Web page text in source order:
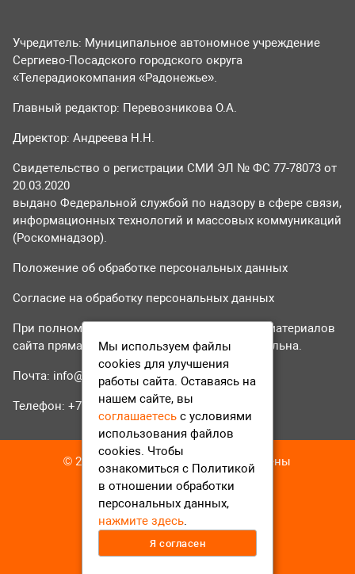
Учредитель: Муниципальное автономное учреждение
Сергиево-Посадского городского округа
«Телерадиокомпания «Радонежье».
Главный редактор: Перевозникова О.А.
Директор: Андреева Н.Н.
Свидетельство о регистрации СМИ ЭЛ № ФС 77-78073 от
20.03.2020
выдано Федеральной службой по надзору в сфере связи,
информационных технологий и массовых коммуникаций
(Роскомнадзор).
Положение об обработке персональных данных
Согласие на обработку персональных данных
При полном или частичном использовании материалов
сайта прямая гиперссылка на tvr24.tv обязательна.
Почта: info@tvr24.tv
Телефон: +7 (496) 551-04-95
© 2016-2023 ТВР24 Все права защищены
Мы используем файлы
cookies для улучшения
работы сайта. Оставаясь на
нашем сайте, вы
соглашаетесь с условиями
использования файлов
cookies. Чтобы
ознакомиться с Политикой
в отношении обработки
персональных данных,
нажмите здесь.
Я согласен